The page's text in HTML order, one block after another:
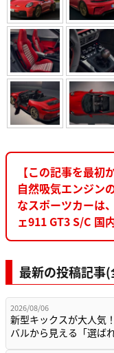
【この記事を最初
自然吸気エンジン
なスポーツカーは
ェ911 GT3 S/C 国
最新の投稿記事
2026/08/06
新型キックスが大人気
バルから見える「選ば